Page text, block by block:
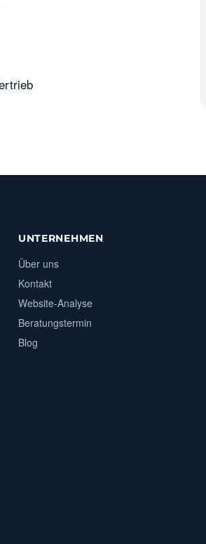
UNTERNEHMEN
Über uns
Kontakt
Website-Analyse
Beratungstermin
Blog